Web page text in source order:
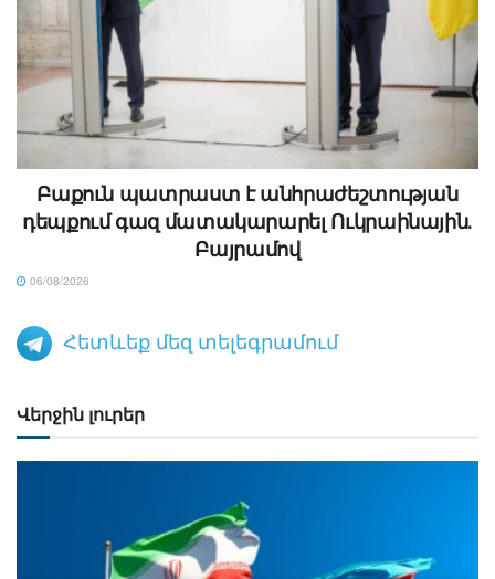
Բաքուն պատրաստ է անհրաժեշտության
դեպքում գազ մատակարարել Ուկրաինային․
Բայրամով
06/08/2026
Հետևեք մեզ տելեգրամում
Վերջին լուրեր